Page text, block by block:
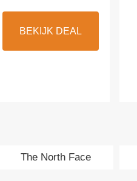
BEKIJK DEAL
The North Face